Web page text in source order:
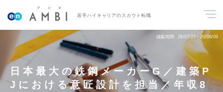
若手ハイキャリアのスカウト転職
掲載期間 26/07/27～26/08/09
日本最大の鉄鋼メーカーG／建築P
Jにおける意匠設計を担当／年収8